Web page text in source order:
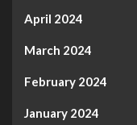
April 2024
March 2024
February 2024
January 2024